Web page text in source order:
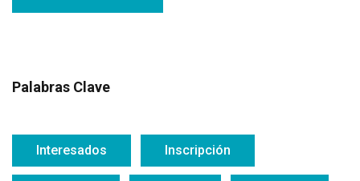
Palabras Clave
Interesados Inscripción